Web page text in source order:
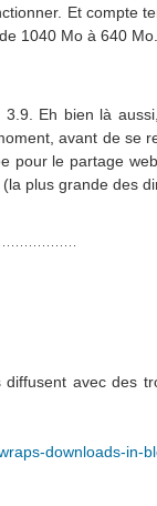
Et compte
1040 Mo à 640 Mo.
Eh bien là
avant de se
pour le partage
plus grande des
avec des
downloads-in-